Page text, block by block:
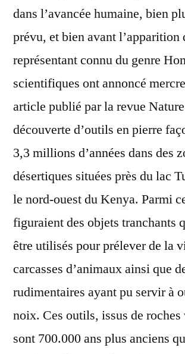
dans l’avancée humaine, bien
prévu, et bien avant l’apparition
représentant connu du genre
scientifiques ont annoncé
article publié par la revue
découverte d’outils en pierre
3,3 millions d’années dans des
désertiques situées près du lac
le nord-ouest du Kenya. Parmi
figuraient des objets tranchants
être utilisés pour prélever de la
carcasses d’animaux ainsi que
rudimentaires ayant pu servir à
noix. Ces outils, issus de
sont 700.000 ans plus anciens